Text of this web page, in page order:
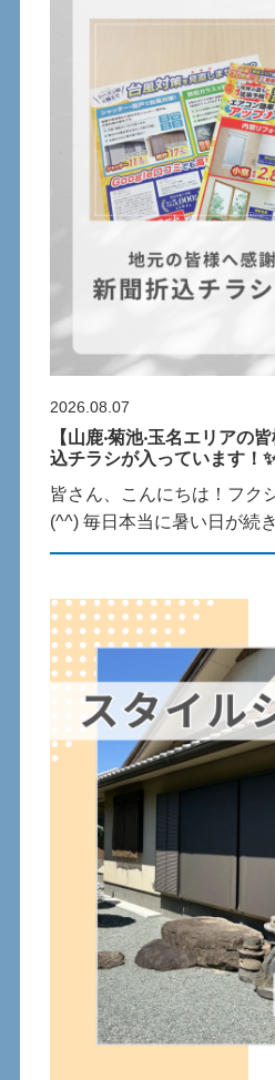
2026.08.07
【⼭⿅‧菊池‧⽟名エリアの
込チラシが⼊っています！
皆さん、こんにちは！フク
(^^) 毎⽇本当に暑い⽇が続